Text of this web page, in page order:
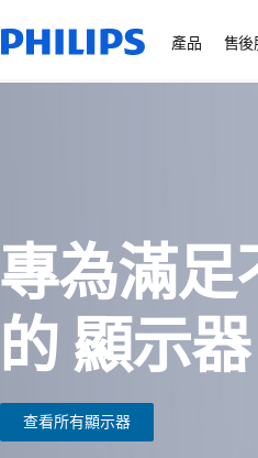
產品 售
專為滿
的顯示器
查看所有顯示器